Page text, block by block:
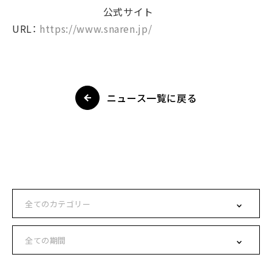
公式サイト
URL： https://www.snaren.jp/
ニュース一覧に戻る